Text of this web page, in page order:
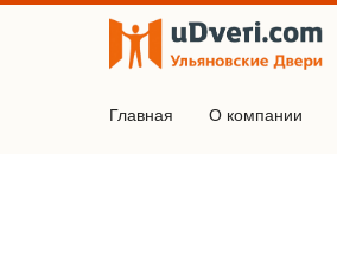
Главная О компании